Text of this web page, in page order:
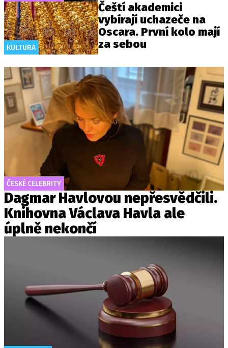
KULTURA
Čeští akademici
vybírají uchazeče na
Oscara. První kolo mají
za sebou
ČESKÉ CELEBRITY
Dagmar Havlovou nepřesvědčili.
Knihovna Václava Havla ale
úplně nekončí